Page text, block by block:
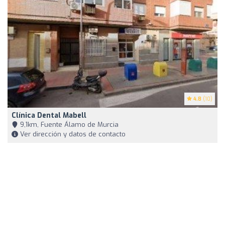
4.8 (10)
Clínica Dental Mabell
9,1km, Fuente Álamo de Murcia
Ver dirección y datos de contacto